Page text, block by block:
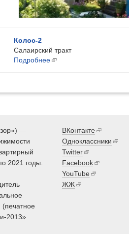
Колос-2
Салаирский тракт
Подробнее
—
2021 годы.
2013».
ВКонтакте
Одноклассники
Twitter
Facebook
YouTube
ЖЖ